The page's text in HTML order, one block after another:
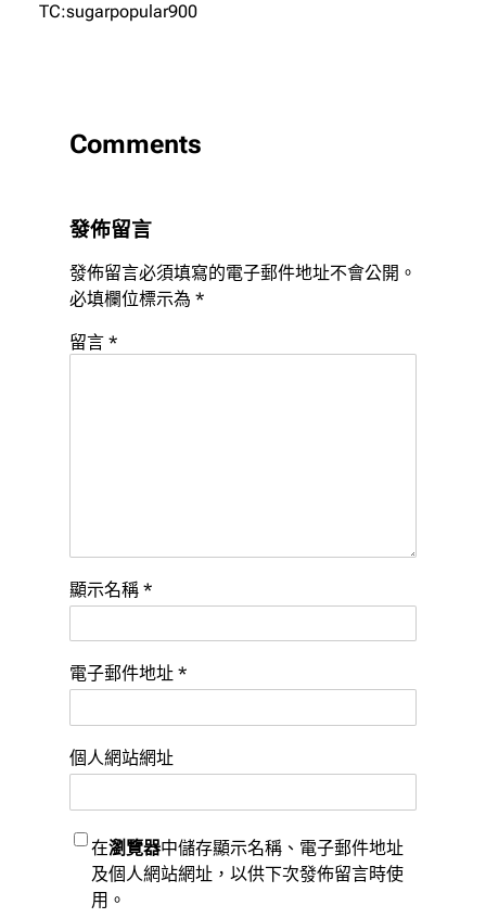
TC:sugarpopular900
Comments
發佈留言
發佈留言必須填寫的電子郵件地址不會公開。
必填欄位標示為 *
留言 *
顯示名稱 *
電子郵件地址 *
個人網站網址
在瀏覽器中儲存顯示名稱、電子郵件地址
及個人網站網址，以供下次發佈留言時使
用。